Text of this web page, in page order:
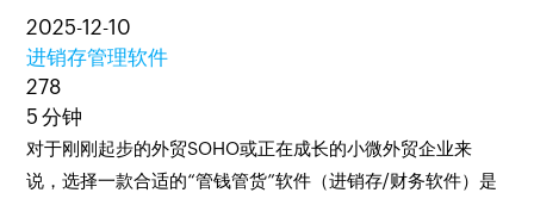
2025-12-10
进销存管理软件
278
5 分钟
对于刚刚起步的外贸SOHO或正在成长的小微外贸企业来
说，选择一款合适的“管钱管货”软件（进销存/财务软件）是